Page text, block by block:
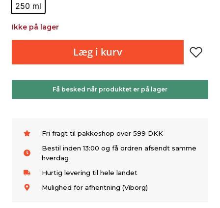
250 ml
Ikke på lager
Læg i kurv
Få besked når produktet er på lager
Fri fragt til pakkeshop over 599 DKK
Bestil inden 13:00 og få ordren afsendt samme
hverdag
Hurtig levering til hele landet
Mulighed for afhentning (Viborg)